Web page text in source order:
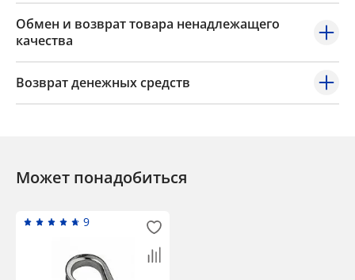
Обмен и возврат товара ненадлежащего
качества
Возврат денежных средств
Может понадобиться
9